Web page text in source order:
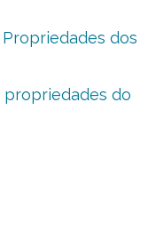
Propriedades dos
propriedades do